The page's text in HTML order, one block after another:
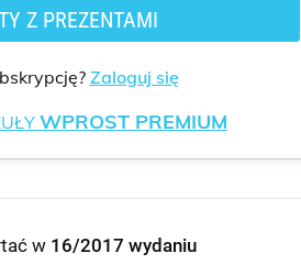
Z PREZENTAMI
Zaloguj się
WPROST PREMIUM
w 16/2017 wydaniu